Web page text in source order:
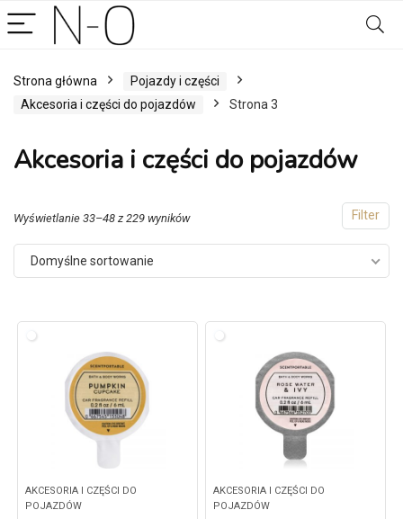
Strona główna
Pojazdy i części
Akcesoria i części do pojazdów
Strona 3
Akcesoria i części do pojazdów
Filter
Wyświetlanie 33–48 z 229 wyników
Domyślne sortowanie
AKCESORIA I CZĘŚCI DO
POJAZDÓW
AKCESORIA I CZĘŚCI DO
POJAZDÓW